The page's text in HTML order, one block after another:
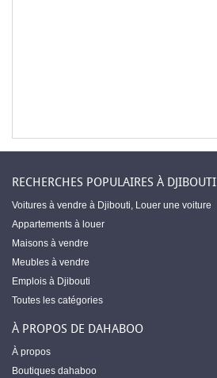
RECHERCHES POPULAIRES À DJIBOUTI
Voitures à vendre à Djibouti, Louer une voiture
Appartements à louer
Maisons à vendre
Meubles à vendre
Emplois à Djibouti
Toutes les catégories
À PROPOS DE DAHABOO
À propos
Boutiques dahaboo